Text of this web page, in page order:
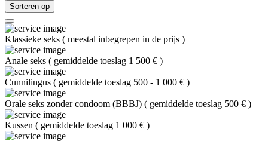
Sorteren op
Klassieke seks ( meestal inbegrepen in de prijs )
Anale seks ( gemiddelde toeslag 1 500 € )
Cunnilingus ( gemiddelde toeslag 500 - 1 000 € )
Orale seks zonder condoom (BBBJ) ( gemiddelde toeslag 500 € )
Kussen ( gemiddelde toeslag 1 000 € )